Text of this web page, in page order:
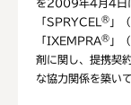
を2009年4月4日
「SPRYCEL ® 」
「IXEMPRA® 」
剤に関し、提携契
な協力関係を築い